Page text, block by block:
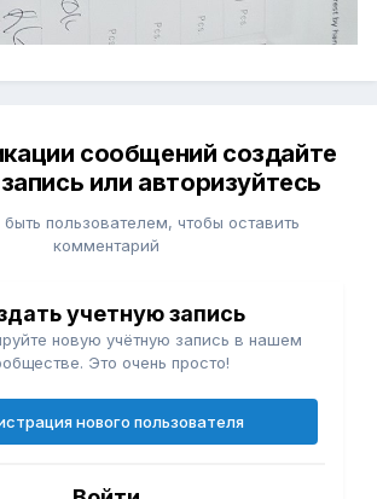
сообщений создайте
или авторизуйтесь
пользователем, чтобы оставить
комментарий
учетную запись
новую учётную запись в нашем
Это очень просто!
нового пользователя